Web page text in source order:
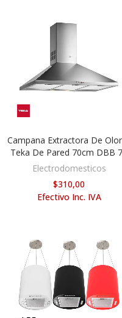
AÑADIR AL CARRITO
Campana Extractora De
Teka De Pared 70cm DBB
Electrodomesticos
$310,00
Efectivo Inc. IVA